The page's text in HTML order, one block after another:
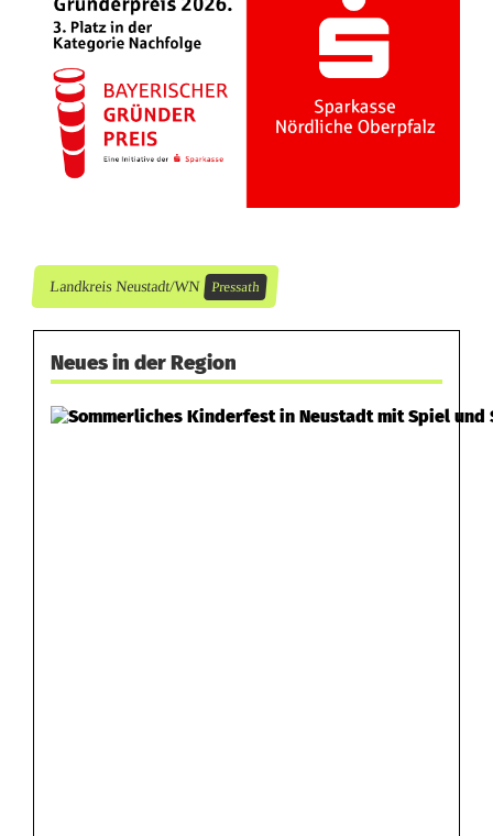
Landkreis Neustadt/WN Pressath
Neues in der Region